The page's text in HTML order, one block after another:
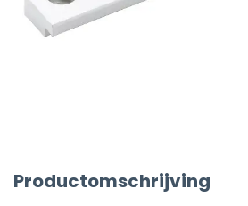
Productomschrijving